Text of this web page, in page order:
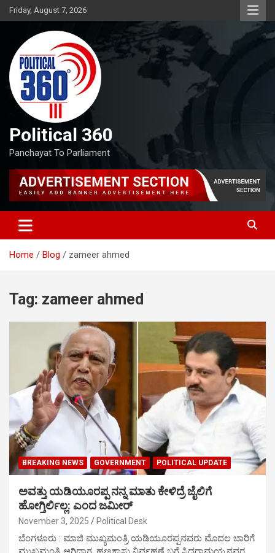
Skip
to
Friday, August 7, 2026
Political 360
Panchayat To Parliament
Home Blog zameer ahmed
Tag: zameer ahmed
BREAKING NEWS GOVERNMENT POLITICAL UPDATE
ಅವತ್ತು ಯಡಿಯೂರಪ್ಪ ನನ್ನ ಮಾತು ಕೇಳಿದ್ರೆ ಜೈಲಿಗೆ
ಹೋಗ್ತಿರ್ಲಿಲ್ಲ: ಎಂದ ಜಮೀರ್
November 3, 2025 Political Desk
ಬೆಂಗಳೂರು : ಮಾಜಿ ಮುಖ್ಯಮಂತ್ರಿ ಯಡಿಯೂರಪ್ಪನವರು ಮೊದಲ ಬಾರಿಗೆ